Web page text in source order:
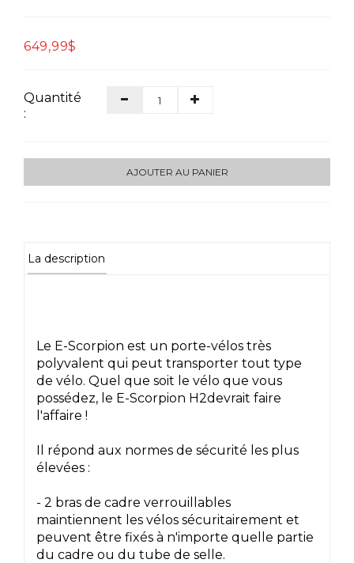
649,99$
Quantité
:
AJOUTER AU PANIER
La description
Le E-Scorpion est un porte-vélos très
polyvalent qui peut transporter tout type
de vélo. Quel que soit le vélo que vous
possédez, le E-Scorpion H2devrait faire
l'affaire !
Il répond aux normes de sécurité les plus
élevées :
- 2 bras de cadre verrouillables
maintiennent les vélos sécuritairement et
peuvent être fixés à n'importe quelle partie
du cadre ou du tube de selle.